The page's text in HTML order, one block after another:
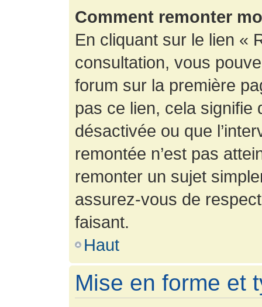
Comment remonter
En cliquant sur le lien «
consultation, vous
forum sur la première
pas ce lien, cela signifie
désactivée ou que
remontée n’est pas
remonter un sujet
assurez-vous de
faisant.
Haut
Mise en forme et